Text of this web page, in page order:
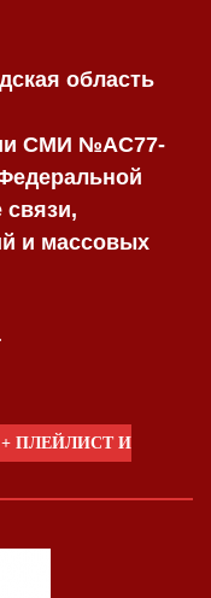
область
СМИ №AC77-
и массовых
ПЛЕЙЛИСТ И